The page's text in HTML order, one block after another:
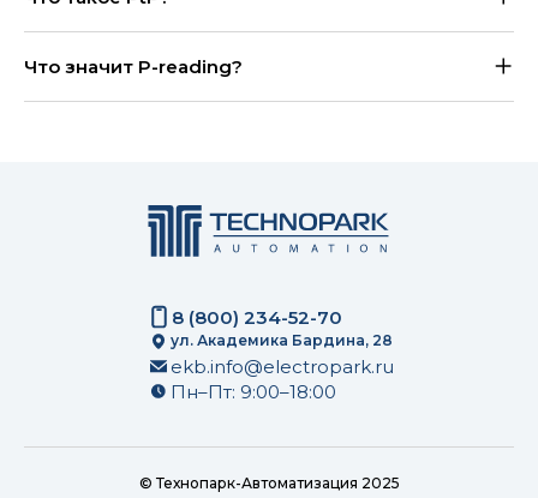
Что значит P-reading?
8 (800) 234-52-70
ул. Академика Бардина, 28
ekb.info@electropark.ru
Пн–Пт: 9:00–18:00
© Технопарк-Автоматизация 2025